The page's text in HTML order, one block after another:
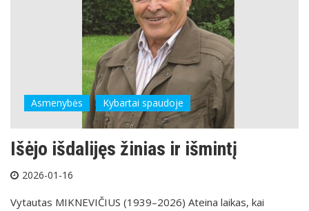
Asmenybės Kybartai spaudoje
Išėjo išdalijęs žinias ir išmintį
2026-01-16
Vytautas MIKNEVIČIUS (1939–2026) Ateina laikas, kai